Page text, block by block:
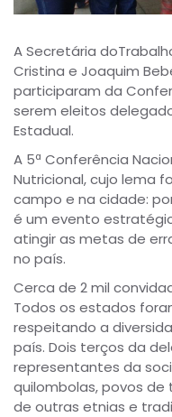
A Secretária
Cristina e Joaquim
participaram da
serem eleitos
Estadual.
A 5ª Conferência
Nutricional, cujo lema
campo e na cidade:
é um evento
atingir as metas de
no país.
Cerca de 2 mil
Todos os estados
respeitando a
país. Dois terços da
representantes da
quilombolas, povos de
de outras etnias e